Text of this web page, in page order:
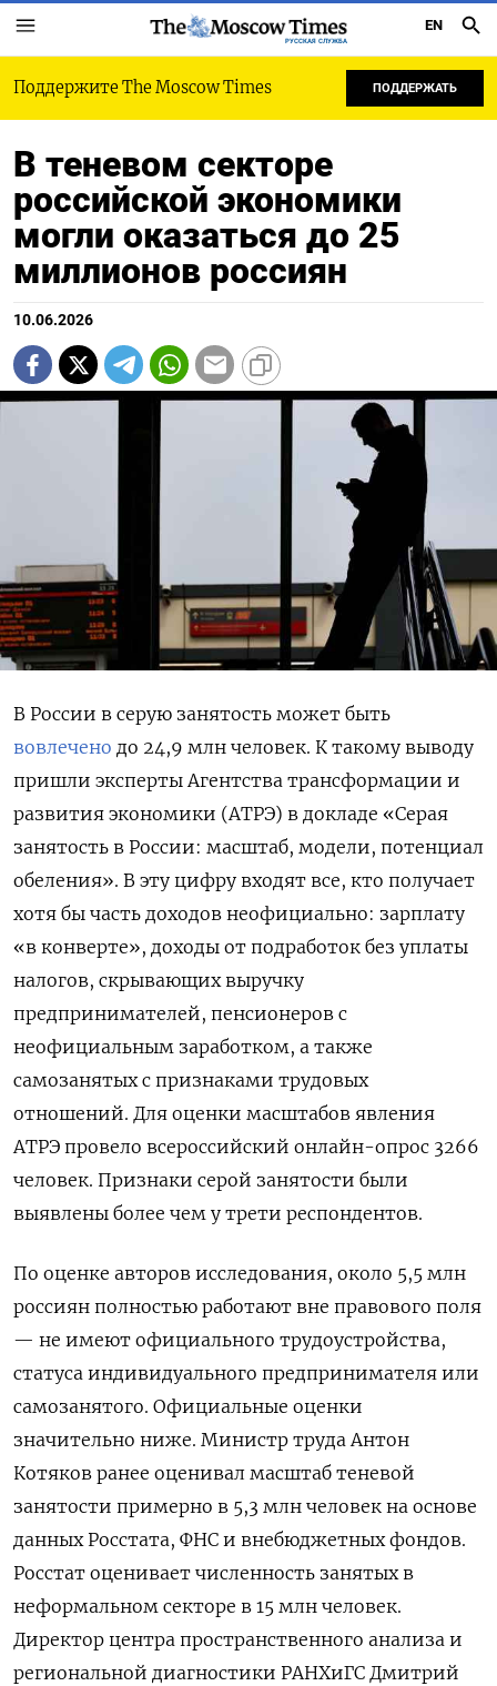
РУССКАЯ СЛУЖБА
EN
Поддержите The Moscow Times ПОДДЕРЖАТЬ
В теневом секторе
российской экономики
могли оказаться до 25
миллионов россиян
10.06.2026
В России в серую занятость может быть
вовлечено до 24,9 млн человек. К такому выводу
пришли эксперты Агентства трансформации и
развития экономики (АТРЭ) в докладе «Серая
занятость в России: масштаб, модели, потенциал
обеления». В эту цифру входят все, кто получает
хотя бы часть доходов неофициально: зарплату
«в конверте», доходы от подработок без уплаты
налогов, скрывающих выручку
предпринимателей, пенсионеров с
неофициальным заработком, а также
самозанятых с признаками трудовых
отношений. Для оценки масштабов явления
АТРЭ провело всероссийский онлайн-опрос 3266
человек. Признаки серой занятости были
выявлены более чем у трети респондентов.
По оценке авторов исследования, около 5,5 млн
россиян полностью работают вне правового поля
— не имеют официального трудоустройства,
статуса индивидуального предпринимателя или
самозанятого. Официальные оценки
значительно ниже. Министр труда Антон
Котяков ранее оценивал масштаб теневой
занятости примерно в 5,3 млн человек на основе
данных Росстата, ФНС и внебюджетных фондов.
Росстат оценивает численность занятых в
неформальном секторе в 15 млн человек.
Директор центра пространственного анализа и
региональной диагностики РАНХиГС Дмитрий